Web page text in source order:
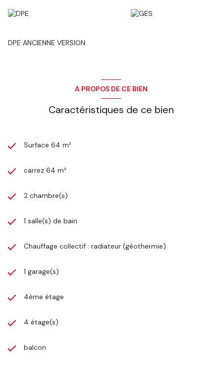
DPE ANCIENNE VERSION
A PROPOS DE CE BIEN
Caractéristiques de ce bien
Surface 64 m²
carrez 64 m²
2 chambre(s)
1 salle(s) de bain
Chauffage collectif : radiateur (géothermie)
1 garage(s)
4ème étage
4 étage(s)
balcon